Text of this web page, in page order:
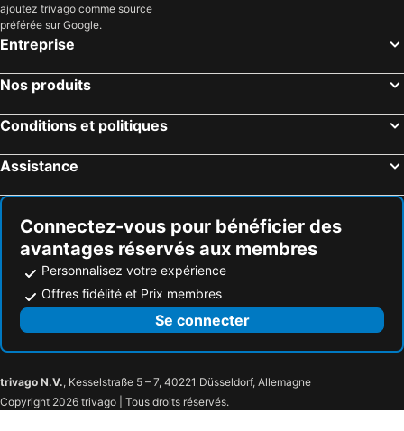
ajoutez trivago comme source
préférée sur Google.
Entreprise
Nos produits
Conditions et politiques
Assistance
Connectez-vous pour bénéficier des
avantages réservés aux membres
Personnalisez votre expérience
Offres fidélité et Prix membres
Se connecter
trivago N.V., Kesselstraße 5 – 7, 40221 Düsseldorf, Allemagne
Copyright 2026 trivago | Tous droits réservés.